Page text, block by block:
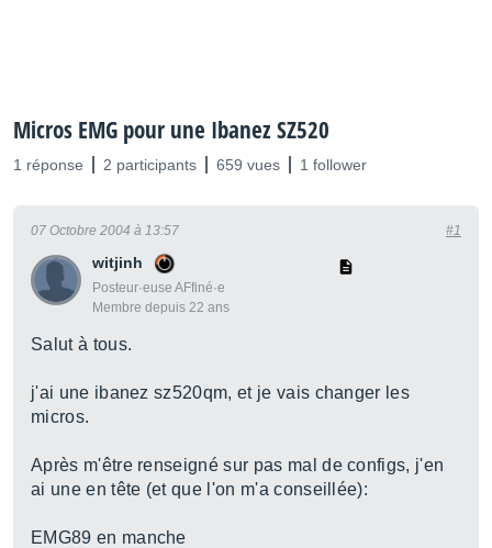
Micros EMG pour une Ibanez SZ520
1 réponse 2 participants 659 vues 1 follower
witjinh
Posteur·euse AFfiné·e
Membre depuis 22 ans
07 Octobre 2004 à 13:57 #1
Salut à tous.
j'ai une ibanez sz520qm, et je vais changer les
micros.
Après m'être renseigné sur pas mal de configs, j'en
ai une en tête (et que l'on m'a conseillée):
EMG89 en manche